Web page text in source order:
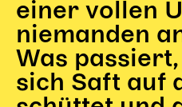
Gl!tch4
Wem gehört die Bühne?
House of Hybrid Rebels
einer vollen
niemanden
Was
sich Saft auf